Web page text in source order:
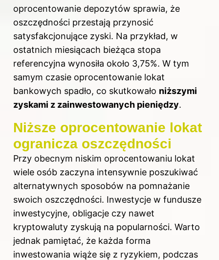
oprocentowanie depozytów sprawia, że
oszczędności przestają przynosić
satysfakcjonujące zyski. Na przykład, w
ostatnich miesiącach bieżąca stopa
referencyjna wynosiła około 3,75%. W tym
samym czasie oprocentowanie lokat
bankowych spadło, co skutkowało niższymi
zyskami z zainwestowanych pieniędzy.
Niższe oprocentowanie lokat
ogranicza oszczędności
Przy obecnym niskim oprocentowaniu lokat
wiele osób zaczyna intensywnie poszukiwać
alternatywnych sposobów na pomnażanie
swoich oszczędności. Inwestycje w fundusze
inwestycyjne, obligacje czy nawet
kryptowaluty zyskują na popularności. Warto
jednak pamiętać, że każda forma
inwestowania wiąże się z ryzykiem, podczas